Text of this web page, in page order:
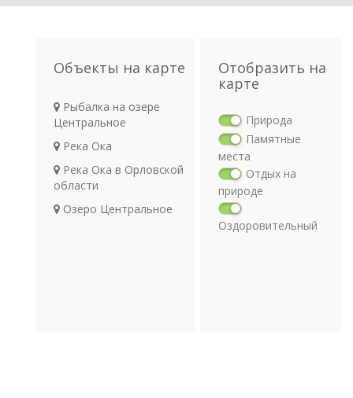
Объекты на карте
Рыбалка на озере
Центральное
Река Ока
Река Ока в Орловской
области
Озеро Центральное
Отобразить на
карте
Природа
Памятные
места
Отдых на
природе
Оздоровительный